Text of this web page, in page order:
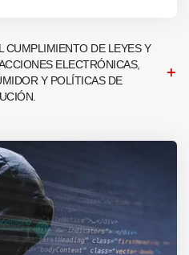
CUMPLIMIENTO DE LEYES Y
ELECTRÓNICAS,
Y POLÍTICAS DE